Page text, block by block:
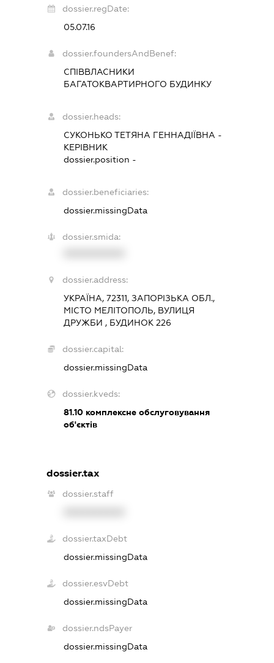
dossier.regDate:
05.07.16
dossier.foundersAndBenef:
СПІВВЛАСНИКИ
БАГАТОКВАРТИРНОГО БУДИНКУ
dossier.heads:
СУКОНЬКО ТЕТЯНА ГЕННАДІЇВНА -
КЕРІВНИК
dossier.position -
dossier.beneficiaries:
dossier.missingData
dossier.smida:
dossier.address:
УКРАЇНА, 72311, ЗАПОРІЗЬКА ОБЛ.,
МІСТО МЕЛІТОПОЛЬ, ВУЛИЦЯ
ДРУЖБИ , БУДИНОК 226
dossier.capital:
dossier.missingData
dossier.kveds:
81.10 комплексне обслуговування
об'єктів
dossier.tax
dossier.staff
dossier.taxDebt
dossier.missingData
dossier.esvDebt
dossier.missingData
dossier.ndsPayer
dossier.missingData